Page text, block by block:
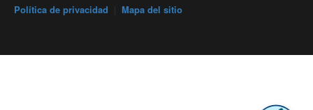
Política de privacidad
Mapa del sitio